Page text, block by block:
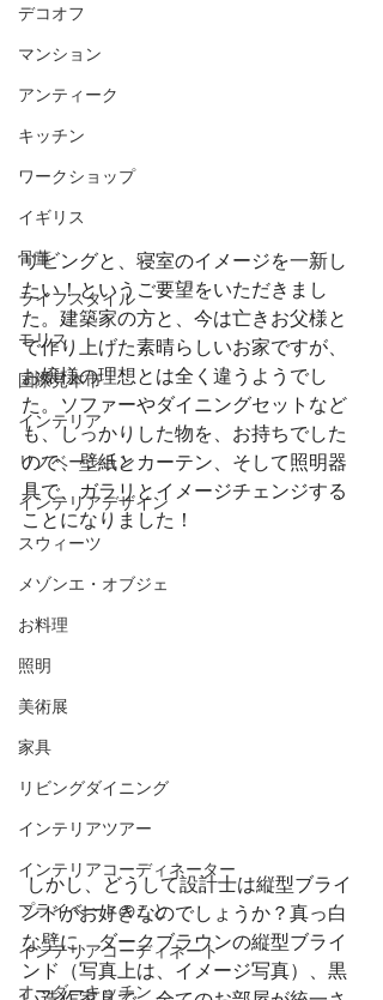
デコオフ
マンション
アンティーク
キッチン
ワークショップ
イギリス
骨董
ライフスタイル
モリス
国際見本市
インテリア
リノベーション
インテリアデザイン
スウィーツ
メゾンエ・オブジェ
お料理
照明
美術展
家具
リビングダイニング
インテリアツアー
インテリアコーディネーター
プライベートのこと
インテリアコーディネート
オーダーキッチン
リビングと、寝室のイメージを一新し
たい！というご要望をいただきまし
た。建築家の方と、今は亡きお父様と
で作り上げた素晴らしいお家ですが、
お嬢様の理想とは全く違うようでし
た。ソファーやダイニングセットなど
も、しっかりした物を、お持ちでした
ので、壁紙とカーテン、そして照明器
具で、ガラリとイメージチェンジする
ことになりました！
ンドがお好きなのでしょうか？真っ白
な壁に、ダークブラウンの縦型ブライ
ンド（写真上は、イメージ写真）、黒